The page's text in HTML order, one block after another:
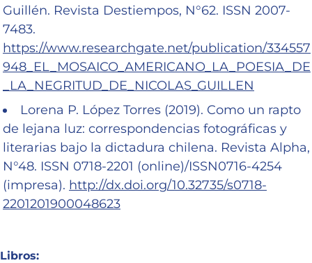
Guillén. Revista Destiempos, N°62. ISSN 2007-
7483.
https://www.researchgate.net/publication/334557
948_EL_MOSAICO_AMERICANO_LA_POESIA_DE
_LA_NEGRITUD_DE_NICOLAS_GUILLEN
Lorena P. López Torres (2019). Como un rapto
de lejana luz: correspondencias fotográficas y
literarias bajo la dictadura chilena. Revista Alpha,
N°48. ISSN 0718-2201 (online)/ISSN0716-4254
(impresa). http://dx.doi.org/10.32735/s0718-
2201201900048623
Libros: